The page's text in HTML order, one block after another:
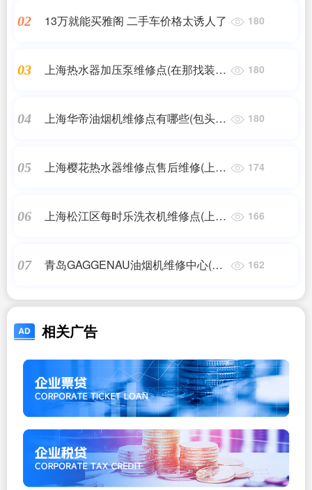
02 13万就能买雅阁 二手车价格太诱人了 180
03
上海热水器加压泵维修点(在那找装储
180
04
上海华帝油烟机维修点有哪些(包头华
180
05
上海樱花热水器维修点售后维修(上海
174
06
上海松江区每时乐洗衣机维修点(上海
166
07
青岛GAGGENAU油烟机维修中心(奥
162
相关广告